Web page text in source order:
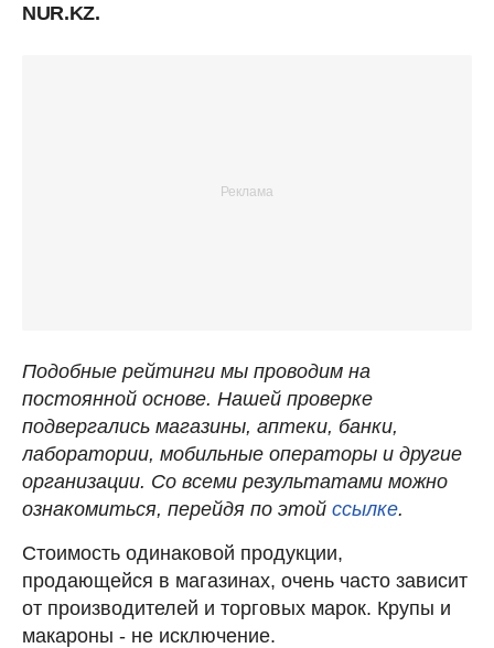
NUR.KZ.
Подобные рейтинги мы проводим на
постоянной основе. Нашей проверке
подвергались магазины, аптеки, банки,
лаборатории, мобильные операторы и другие
организации. Со всеми результатами можно
ознакомиться, перейдя по этой ссылке.
Стоимость одинаковой продукции,
продающейся в магазинах, очень часто зависит
от производителей и торговых марок. Крупы и
макароны - не исключение.